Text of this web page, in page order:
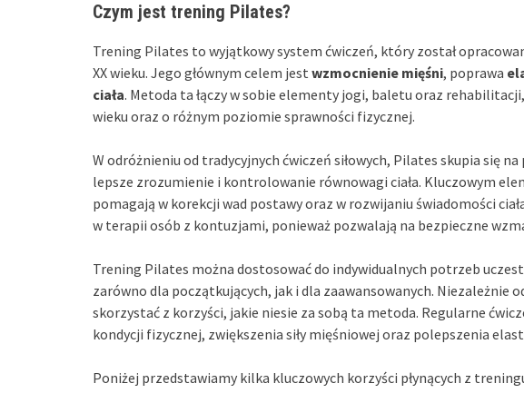
Czym jest trening Pilates?
Trening Pilates to wyjątkowy system ćwiczeń, który został
XX wieku. Jego głównym celem jest wzmocnienie mięśni, poprawa
ciała. Metoda ta łączy w sobie elementy jogi, baletu oraz
wieku oraz o różnym poziomie sprawności fizycznej.
W odróżnieniu od tradycyjnych ćwiczeń siłowych, Pilates skupia się
lepsze zrozumienie i kontrolowanie równowagi ciała. Kluczowym
pomagają w korekcji wad postawy oraz w rozwijaniu świadomości
w terapii osób z kontuzjami, ponieważ pozwalają na bezpieczne
Trening Pilates można dostosować do indywidualnych potrzeb
zarówno dla początkujących, jak i dla zaawansowanych. Niezależnie
skorzystać z korzyści, jakie niesie za sobą ta metoda. Regularne
kondycji fizycznej, zwiększenia siły mięśniowej oraz polepszenia
Poniżej przedstawiamy kilka kluczowych korzyści płynących z